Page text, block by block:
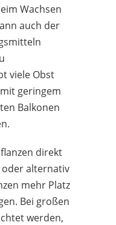
Wachsen
auch der
viele Obst
geringem
Balkonen
direkt
oder alternativ
mehr Platz
Bei großen
werden,